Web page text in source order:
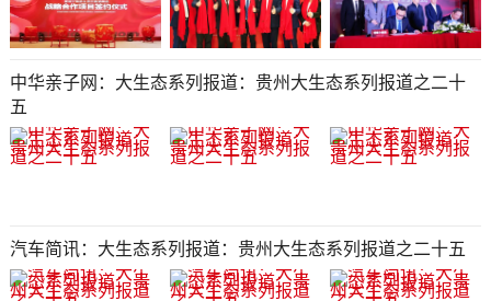
中华亲子网：大生态系列报道：贵州大生态系列报道之二十
五
汽车简讯：大生态系列报道：贵州大生态系列报道之二十五